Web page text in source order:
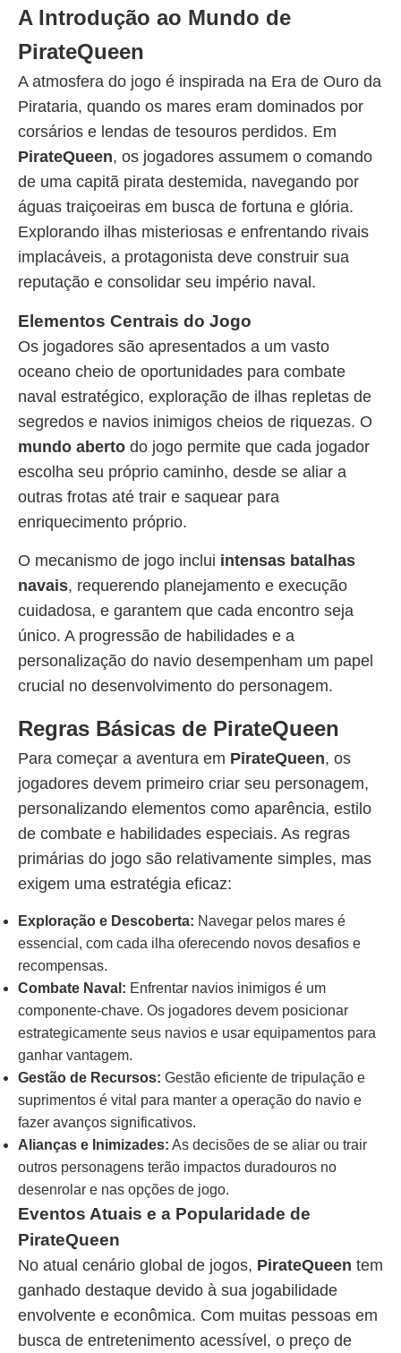
A Introdução ao Mundo de
PirateQueen
A atmosfera do jogo é inspirada na Era de Ouro da
Pirataria, quando os mares eram dominados por
corsários e lendas de tesouros perdidos. Em
PirateQueen, os jogadores assumem o comando
de uma capitã pirata destemida, navegando por
águas traiçoeiras em busca de fortuna e glória.
Explorando ilhas misteriosas e enfrentando rivais
implacáveis, a protagonista deve construir sua
reputação e consolidar seu império naval.
Elementos Centrais do Jogo
Os jogadores são apresentados a um vasto
oceano cheio de oportunidades para combate
naval estratégico, exploração de ilhas repletas de
segredos e navios inimigos cheios de riquezas. O
mundo aberto do jogo permite que cada jogador
escolha seu próprio caminho, desde se aliar a
outras frotas até trair e saquear para
enriquecimento próprio.
O mecanismo de jogo inclui intensas batalhas
navais, requerendo planejamento e execução
cuidadosa, e garantem que cada encontro seja
único. A progressão de habilidades e a
personalização do navio desempenham um papel
crucial no desenvolvimento do personagem.
Regras Básicas de PirateQueen
Para começar a aventura em PirateQueen, os
jogadores devem primeiro criar seu personagem,
personalizando elementos como aparência, estilo
de combate e habilidades especiais. As regras
primárias do jogo são relativamente simples, mas
exigem uma estratégia eficaz:
Exploração e Descoberta: Navegar pelos mares é
essencial, com cada ilha oferecendo novos desafios e
recompensas.
Combate Naval: Enfrentar navios inimigos é um
componente-chave. Os jogadores devem posicionar
estrategicamente seus navios e usar equipamentos para
ganhar vantagem.
Gestão de Recursos: Gestão eficiente de tripulação e
suprimentos é vital para manter a operação do navio e
fazer avanços significativos.
Alianças e Inimizades: As decisões de se aliar ou trair
outros personagens terão impactos duradouros no
desenrolar e nas opções de jogo.
Eventos Atuais e a Popularidade de
PirateQueen
No atual cenário global de jogos, PirateQueen tem
ganhado destaque devido à sua jogabilidade
envolvente e econômica. Com muitas pessoas em
busca de entretenimento acessível, o preço de